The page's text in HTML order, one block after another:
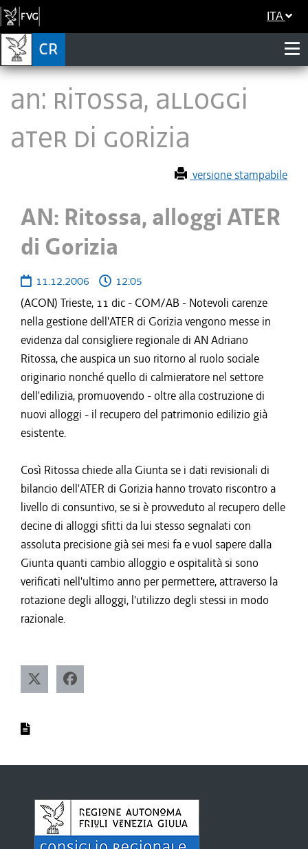
ITA
AN: Ritossa, alloggi
ATER di Gorizia
versione stampabile
AN: Ritossa, alloggi ATER
di Gorizia
11.12.2006
12:05
(ACON) Trieste, 11 dic - COM/AB - Notevoli carenze
nella gestione dell'ATER di Gorizia vengono messe in
evidenza dal consigliere regionale di AN Adriano
Ritossa, che auspica un suo ritorno al ruolo sociale
originario nonché quello di calmieratore nel settore
dell'edilizia, promuovendo - oltre alla costruzione di
nuovi alloggi - il recupero del patrimonio edilizio già
esistente.
Così Ritossa chiede alla Giunta se i dati revisionali di
bilancio dell'ATER di Gorizia hanno trovato riscontro a
livello di consuntivo, se si è provveduto al recupero delle
decine di alloggi sfitti da lui stesso segnalati con
assoluta precisione già sei mesi fa e vuol sapere dalla
Giunta quanti cambio alloggio e ospitalità si sono
verificati nell'ultimo anno per permettere, attraverso la
rotazione degli alloggi, l'utilizzo degli stessi in modo
razionale.